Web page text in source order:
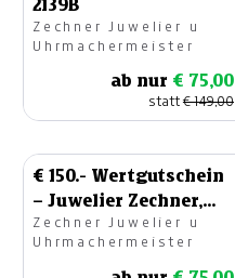
2139B
Zechner Juwelier u
Uhrmachermeister
ab nur € 75,00
statt€ 149,00
€ 150.- Wertgutschein
– Juwelier Zechner,
Feldkirchen
Zechner Juwelier u
Uhrmachermeister